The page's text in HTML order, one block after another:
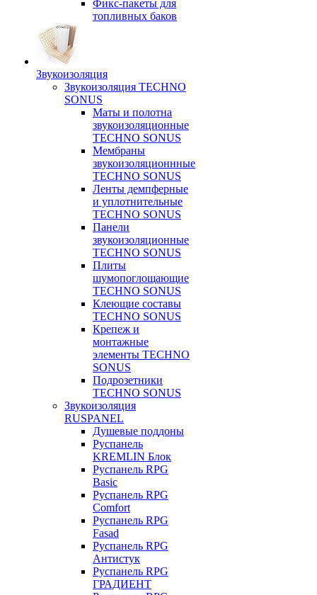
Фикс-пакеты для
топливных баков
Звукоизоляция
Звукоизоляция TECHNO
SONUS
Маты и полотна
звукоизоляционные
TECHNO SONUS
Мембраны
звукоизоляционнные
TECHNO SONUS
Ленты демпферные
и уплотнительные
TECHNO SONUS
Панели
звукоизоляционные
TECHNO SONUS
Плиты
шумопоглощающие
TECHNO SONUS
Клеющие составы
TECHNO SONUS
Крепеж и
монтажные
элементы TECHNO
SONUS
Подрозетники
TECHNO SONUS
Звукоизоляция
RUSPANEL
Душевые поддоны
Руспанель
KREMLIN Блок
Руспанель RPG
Basic
Руспанель RPG
Comfort
Руспанель RPG
Fasad
Руспанель RPG
Антистук
Руспанель RPG
ГРАДИЕНТ